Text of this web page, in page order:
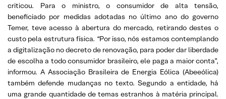
criticou. Para o ministro, o consumidor de alta tensão,
beneficiado por medidas adotadas no último ano do governo
Temer, teve acesso à abertura do mercado, retirando destes o
custo pela estrutura física. “Por isso, nós estamos contemplando
a digitalização no decreto de renovação, para poder dar liberdade
de escolha a todo consumidor brasileiro, ele paga a maior conta”,
informou. A Associação Brasileira de Energia Eólica (Abeeólica)
também defende mudanças no texto. Segundo a entidade, há
uma grande quantidade de temas estranhos à matéria principal.